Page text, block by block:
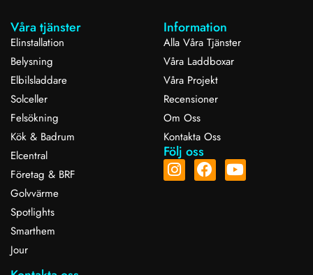
Våra tjänster
Elinstallation
Belysning
Elbilsladdare
Solceller
Felsökning
Kök & Badrum
Elcentral
Företag & BRF
Golvvärme
Spotlights
Smarthem
Jour
Information
Alla Våra Tjänster
Våra Laddboxar
Våra Projekt
Recensioner
Om Oss
Kontakta Oss
Följ oss